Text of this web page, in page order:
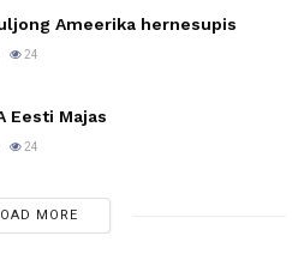
Ameerika hernesupis
24
Eesti Majas
24
MORE